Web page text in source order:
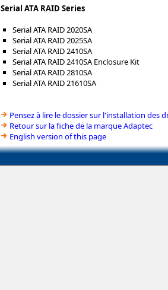
Serial ATA RAID Series
Serial ATA RAID 2020SA
Serial ATA RAID 2025SA
Serial ATA RAID 2410SA
Serial ATA RAID 2410SA Enclosure Kit
Serial ATA RAID 2810SA
Serial ATA RAID 21610SA
Pensez à lire le dossier sur l'installation des
Retour sur la fiche de la marque Adaptec
English version of this page